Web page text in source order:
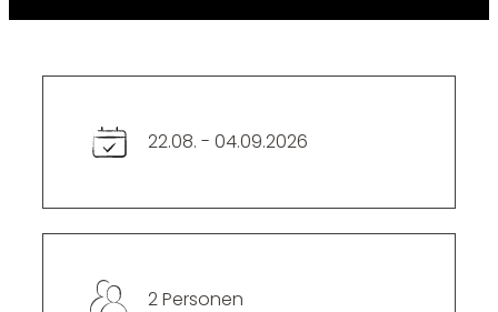
22.08. - 04.09.2026
2 Personen